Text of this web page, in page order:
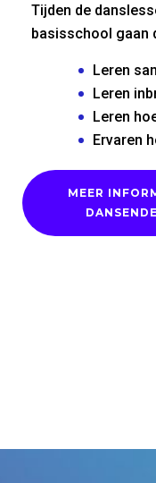
Tijden de
basisschool gaan
Leren
Leren
Leren
Ervaren
MEER